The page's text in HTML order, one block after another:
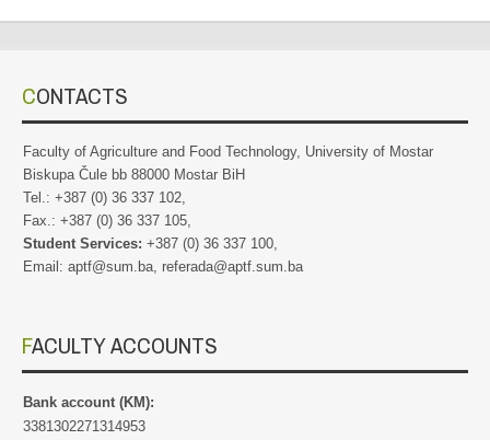
CONTACTS
Faculty of Agriculture and Food Technology, University of Mostar
Biskupa Čule bb 88000 Mostar BiH
Tel.: +387 (0) 36 337 102,
Fax.: +387 (0) 36 337 105,
Student Services: +387 (0) 36 337 100,
Email: aptf@sum.ba, referada@aptf.sum.ba
FACULTY ACCOUNTS
Bank account (KM):
3381302271314953